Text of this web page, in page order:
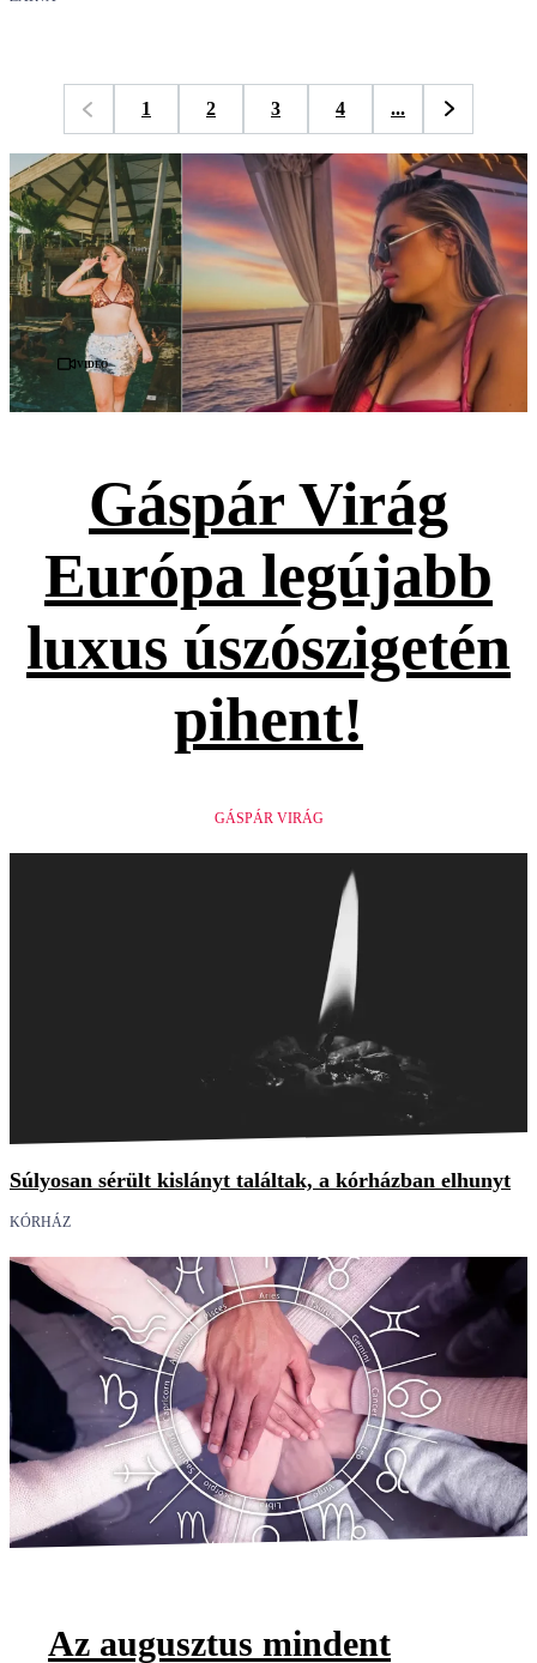
1 2 3 4 ...
Videó
Gáspár Virág
Európa legújabb
luxus úszószigetén
pihent!
GÁSPÁR VIRÁG
Súlyosan sérült kislányt találtak, a kórházban elhunyt
KÓRHÁZ
Az augusztus mindent